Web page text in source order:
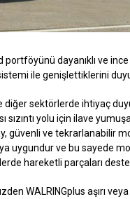
dayanıklı ve
ile genişlettiklerini
diğer sektörlerde ihtiyaç
sızıntı yolu için ilave
güvenli ve tekrarlanabilir
uygundur ve bu sayede
hareketli parçaları
WALRINGplus aşırı